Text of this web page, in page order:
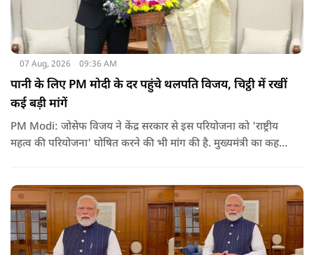
07 Aug, 2026 09:36 AM
पानी के लिए PM मोदी के दर पहुंचे थलपति विजय, चिट्ठी में रखीं
कई बड़ी मांगें
PM Modi: जोसेफ विजय ने केंद्र सरकार से इस परियोजना को 'राष्ट्रीय
महत्व की परियोजना' घोषित करने की भी मांग की है. मुख्यमंत्री का कहना
की समस्या को काफी हद तक कम किया जा सकता है.